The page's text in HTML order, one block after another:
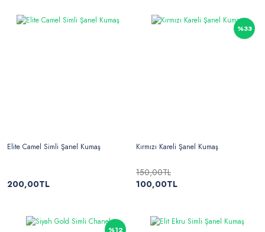
Elite Camel Simli Şanel Kumaş
200,00TL
%33
Kırmızı Kareli Şanel Kumaş
150,00TL
100,00TL
%12